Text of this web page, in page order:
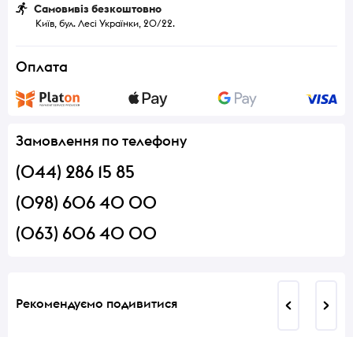
Самовивіз безкоштовно
Київ, бул. Лесі Українки, 20/22.
Оплата
Замовлення по телефону
(044) 286 15 85
(098) 606 40 00
(063) 606 40 00
Рекомендуємо подивитися